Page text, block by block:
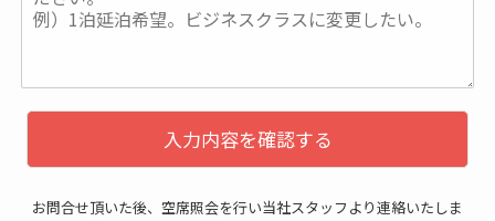
入力内容を確認する
お問合せ頂いた後、空席照会を行い当社スタッフより連絡いたしま